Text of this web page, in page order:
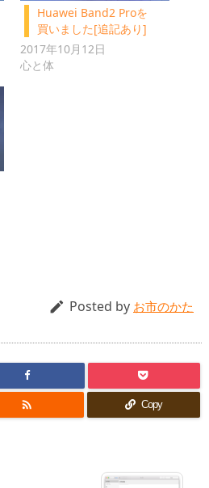
Huawei Band2 Proを
買いました[追記あり]
2017年10月12日
心と体
 Posted by お市のかた
 Copy